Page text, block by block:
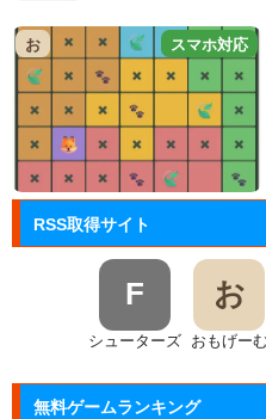
お スマホ対応
F
シューターズ
お
おもげーむ